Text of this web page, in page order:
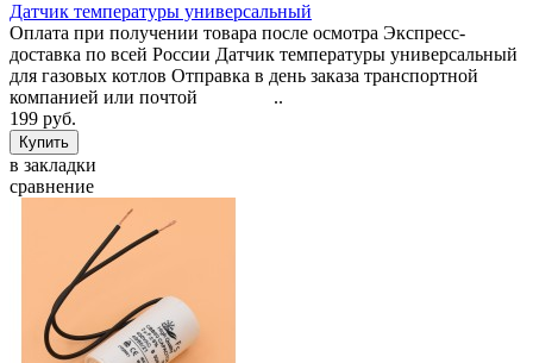
Датчик температуры универсальный
Оплата при получении товара после осмотра Экспресс-
доставка по всей России Датчик температуры универсальный
для газовых котлов Отправка в день заказа транспортной
компанией или почтой ..
199 руб.
в закладки
сравнение